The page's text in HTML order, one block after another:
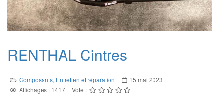
RENTHAL Cintres
Composants, Entretien et réparation
15 mai 2023
Affichages : 1417
Vote :